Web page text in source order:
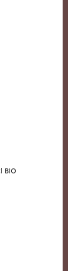
BIO